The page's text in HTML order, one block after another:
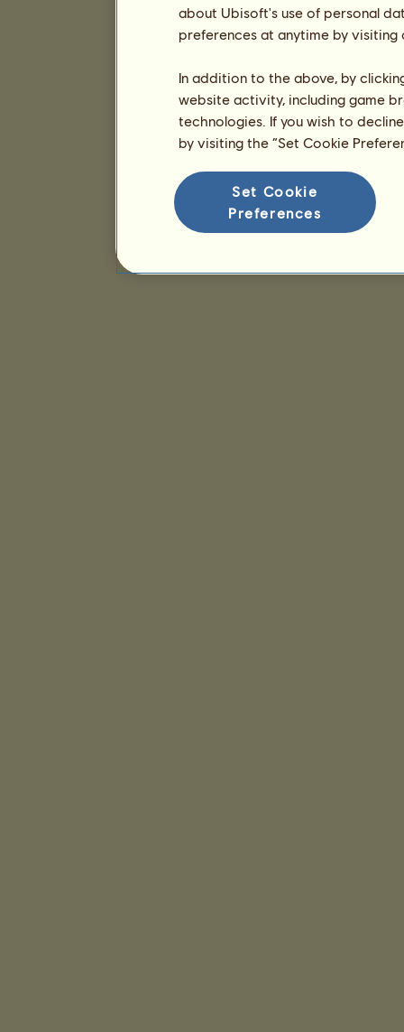
about Ubisoft's use of personal
preferences at anytime by
In addition to the above, by
website activity, including game
technologies. If you wish to
by visiting the “Set Cookie
Set Cookie
Preferences